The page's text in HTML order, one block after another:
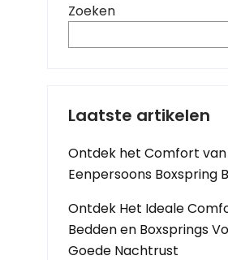
Zoeken
Laatste artikelen
Ontdek het Comfort
Eenpersoons Boxspring
Ontdek Het Ideale
Bedden en Boxsprings
Goede Nachtrust